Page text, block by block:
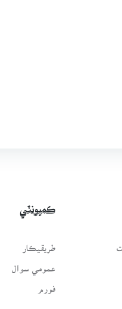
ڪميونٽي
طريقيڪار
عمومي سوال
فورم